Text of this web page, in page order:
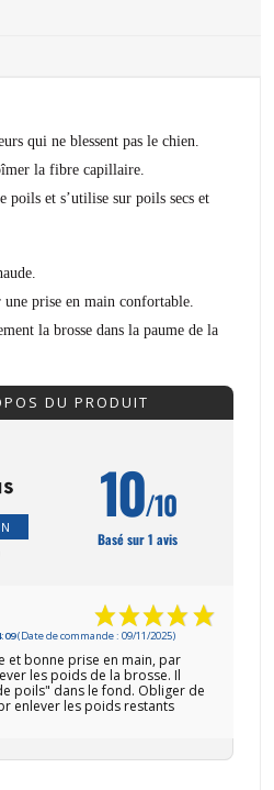
qui ne blessent pas le chien.
la fibre capillaire.
poils et s’utilise sur poils secs et
prise en main confortable.
la brosse dans la paume de la
DU PRODUIT
10/10
Basé sur 1 avis
(Date de commande : 09/11/2025)
et bonne prise en main, par
les poids de la brosse. Il
poils" dans le fond. Obliger de
enlever les poids restants